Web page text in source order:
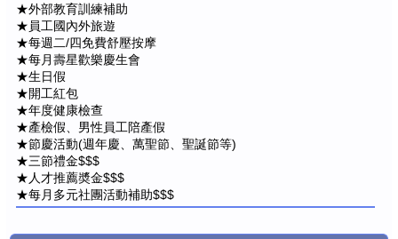
★外部教育訓練補助
★員工國內外旅遊
★每週二/四免費舒壓按摩
★每月壽星歡樂慶生會
★生日假
★開工紅包
★年度健康檢查
★產檢假、男性員工陪產假
★節慶活動(週年慶、萬聖節、聖誕節等)
★三節禮金$$$
★人才推薦奬金$$$
★每月多元社團活動補助$$$